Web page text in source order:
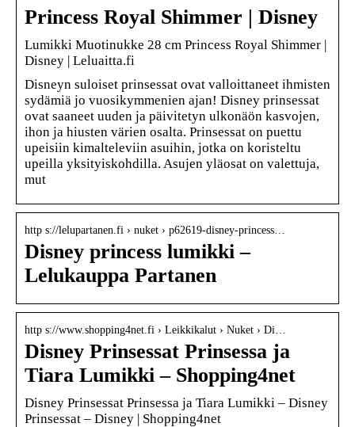
Princess Royal Shimmer | Disney
Lumikki Muotinukke 28 cm Princess Royal Shimmer |
Disney | Leluaitta.fi
Disneyn suloiset prinsessat ovat valloittaneet ihmisten
sydämiä jo vuosikymmenien ajan! Disney prinsessat
ovat saaneet uuden ja päivitetyn ulkonäön kasvojen,
ihon ja hiusten värien osalta. Prinsessat on puettu
upeisiin kimalteleviin asuihin, jotka on koristeltu
upeilla yksityiskohdilla. Asujen yläosat on valettuja,
mut
http s://lelupartanen.fi › nuket › p62619-disney-princess…
Disney princess lumikki –
Lelukauppa Partanen
http s://www.shopping4net.fi › Leikkikalut › Nuket › Di…
Disney Prinsessat Prinsessa ja
Tiara Lumikki – Shopping4net
Disney Prinsessat Prinsessa ja Tiara Lumikki – Disney
Prinsessat – Disney | Shopping4net